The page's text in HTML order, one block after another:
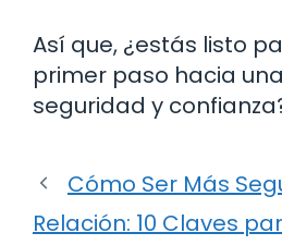
Así que, ¿estás listo
primer paso hacia
seguridad y
Cómo Ser Más
Relación: 10 Claves